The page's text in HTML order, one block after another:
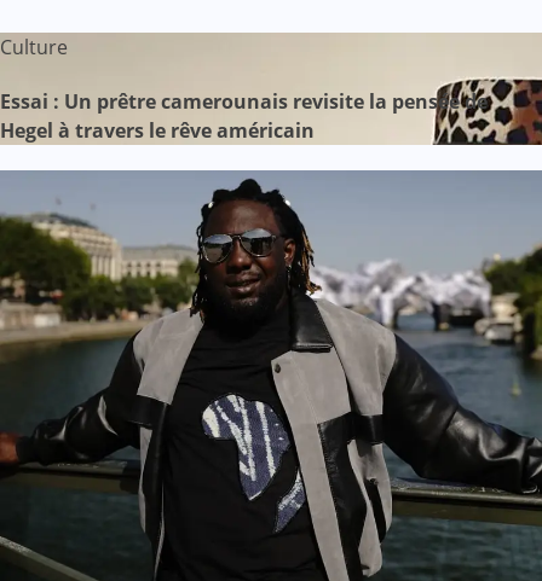
Culture
Essai : Un prêtre camerounais revisite la pensée de
Hegel à travers le rêve américain